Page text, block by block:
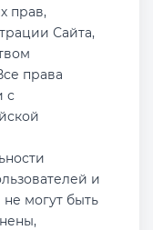
прав,
Сайта,
права
с
и
могут быть